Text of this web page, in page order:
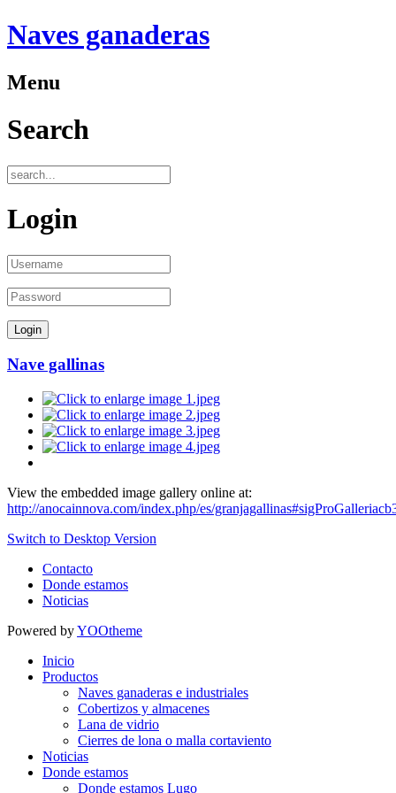
Naves ganaderas
Menu
Search
Login
Nave gallinas
View the embedded image gallery online at:
http://anocainnova.com/index.php/es/
Switch to Desktop Version
Contacto
Donde estamos
Noticias
Powered byYOOtheme
Inicio
Productos
Naves ganaderas e industriales
Cobertizos y almacenes
Lana de vidrio
Cierres de lona o malla cortaviento
Noticias
Donde estamos
Donde estamos Lugo